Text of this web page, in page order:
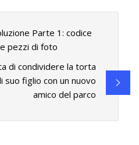
Parte 1: codice
pezzi di foto
di condividere la torta
suo figlio con un nuovo
amico del parco